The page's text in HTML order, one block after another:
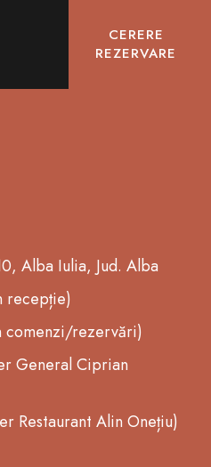
CERERE
REZERVARE
Alba Iulia, Jud. Alba
recepție)
comenzi/rezervări)
General Ciprian
Restaurant Alin Onețiu)